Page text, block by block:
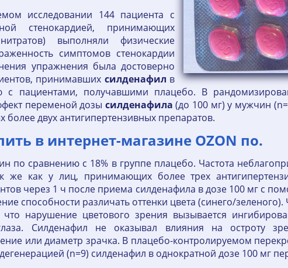
исследовании 144 пациента с
стенокардией, принимающих
выполняли физические
симптомов стенокардии
упражнения была достоверно
принимавших силденафил в
с пациентами, получавшими плацебо. В
переменой дозы силденафила (до 100 мг) у мужчин
двух антигипертензивных препаратов.
в интернет-магазине OZON по.
по сравнению с 18% в группе плацебо. Частота
же как у лиц, принимающих более трех
через 1 ч после приема силденафила в дозе 100 мг с
способности различать оттенки цвета (синего/
что нарушение цветового зрения вызывается
Силденафил не оказывал влияния на остроту
или диаметр зрачка. В плацебо-контролируемом
(n=9) силденафил в однократной дозе 100 мг